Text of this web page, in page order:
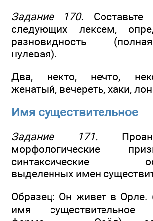
Задание 170. Составьте
следующих лексем,
разновидность
нулевая).
Два, некто, нечто,
женатый, вечереть, хаки,
Имя существительное
Задание 171.
морфологические
синтаксические
выделенных имен
Образец: Он живет в
имя существительное